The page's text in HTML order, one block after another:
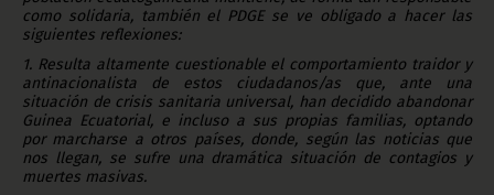
como solidaria, también el PDGE se ve obligado a hacer las
siguientes reflexiones:
1. Resulta altamente cuestionable el comportamiento traidor y
antinacionalista de estos ciudadanos/as que, ante una
situación de crisis sanitaria universal, han decidido abandonar
Guinea Ecuatorial, e incluso a sus propias familias, optando
por marcharse a otros países, donde, según las noticias que
nos llegan, se sufre una dramática situación de contagios y
muertes masivas.